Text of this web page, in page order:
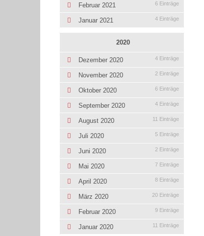
Februar 2021 6 Einträge
Januar 2021 4 Einträge
2020
Dezember 2020 4 Einträge
November 2020 2 Einträge
Oktober 2020 6 Einträge
September 2020 4 Einträge
August 2020 11 Einträge
Juli 2020 5 Einträge
Juni 2020 2 Einträge
Mai 2020 7 Einträge
April 2020 8 Einträge
März 2020 20 Einträge
Februar 2020 9 Einträge
Januar 2020 11 Einträge